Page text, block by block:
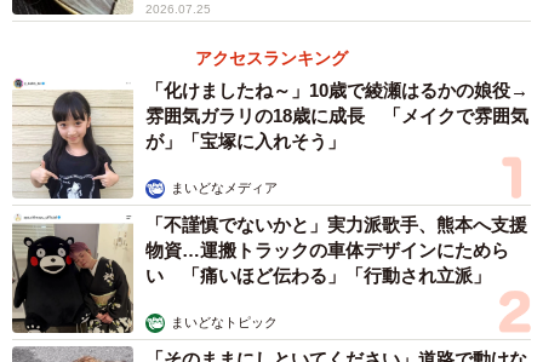
10位はノイローゼ説（1110票）、50位は「近江土豪連合関
与説」（48票）だったが、これだけ諸説あるのも戦国最大
の歴史ミステリーといわれるゆえんだろう。
2026.07.25
アクセスランキング
「化けましたね～」10歳で綾瀬はるかの娘役→
雰囲気ガラリの18歳に成長 「メイクで雰囲気
が」「宝塚に入れそう」
まいどなメディア
「不謹慎でないかと」実力派歌手、熊本へ支援
物資…運搬トラックの車体デザインにためら
い 「痛いほど伝わる」「行動され立派」
まいどなトピック